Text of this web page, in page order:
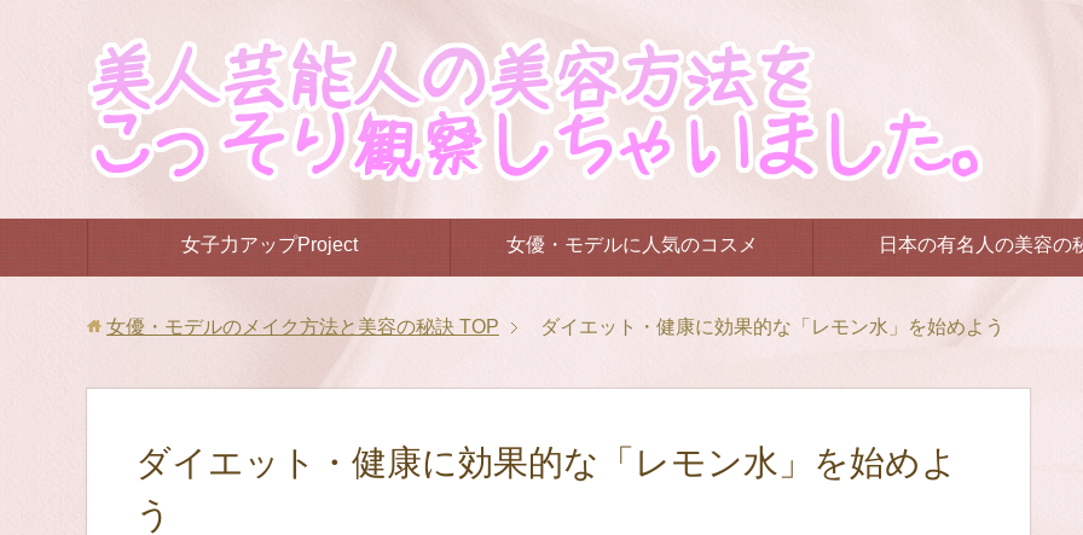
女子力アップProject 女優・モデルに人気のコスメ 日本の有名人の美容の
女優・モデルのメイク方法と美容の秘訣 TOP ダイエット・健康に効果的な「レモン水」を始めよう
ダイエット・健康に効果的な「レモン水」を始めよ
う